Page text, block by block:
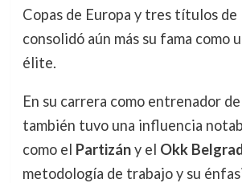
Copas de Europa y tres títulos de
consolidó aún más su fama como
élite.
En su carrera como entrenador
también tuvo una influencia
como el Partizány el Okk
metodología de trabajo y su